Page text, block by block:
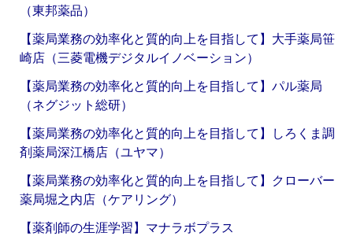
（東邦薬品）
【薬局業務の効率化と質的向上を目指して】大手薬局笹
崎店（三菱電機デジタルイノベーション）
【薬局業務の効率化と質的向上を目指して】パル薬局
（ネグジット総研）
【薬局業務の効率化と質的向上を目指して】しろくま調
剤薬局深江橋店（ユヤマ）
【薬局業務の効率化と質的向上を目指して】クローバー
薬局堀之内店（ケアリング）
【薬剤師の生涯学習】マナラボプラス